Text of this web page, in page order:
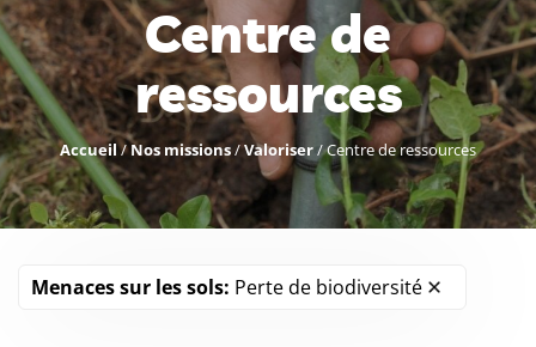
Centre de
ressources
Accueil/Nos missions/Valoriser/Centre de ressources
Menaces sur les sols: Perte de biodiversité